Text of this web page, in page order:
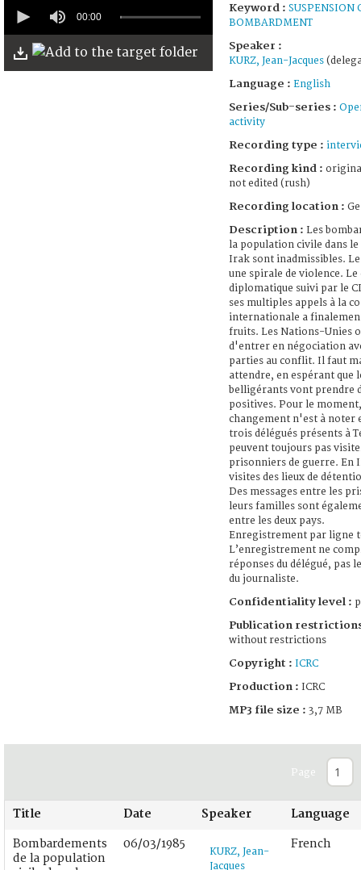
seconds
minutes,
2
00:00
Keyword : SUSPENSION
BOMBARDMENT
Speaker :
KURZ, Jean-Jacques
Language : English
Series/Sub-series :
activity
Recording type :
Recording kind :
not edited (rush)
Recording location :
Description : Les
la population civile dans
Irak sont inadmissibles. Le
une spirale de violence. Le
diplomatique suivi par le
ses multiples appels à la
internationale a
fruits. Les Nations-Unies
d'entrer en négociation
parties au conflit. Il faut
attendre, en espérant que
belligérants vont prendre
positives. Pour le
changement n'est à noter
trois délégués présents à
peuvent toujours pas
prisonniers de guerre. En
visites des lieux de
Des messages entre les
leurs familles sont
entre les deux pays.
Enregistrement par ligne
L’enregistrement ne
réponses du délégué, pas
du journaliste.
Confidentiality level :
Publication
without restrictions
Copyright : ICRC
Production : ICRC
MP3 file size : 3,7 MB
Page
Title Date Speaker Language
Bombardements
de la population
06/03/1985
KURZ, Jean-
Jacques
French